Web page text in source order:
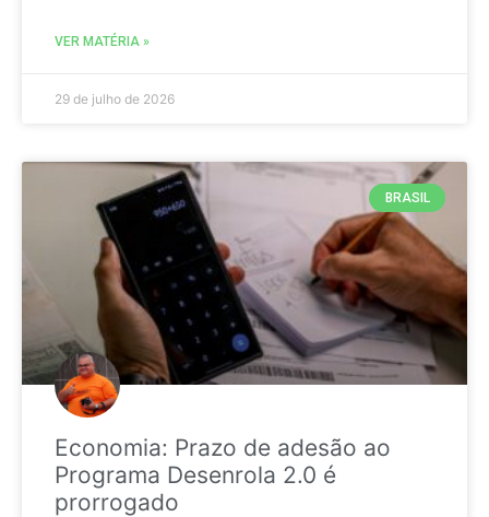
VER MATÉRIA »
29 de julho de 2026
BRASIL
Economia: Prazo de adesão ao
Programa Desenrola 2.0 é
prorrogado